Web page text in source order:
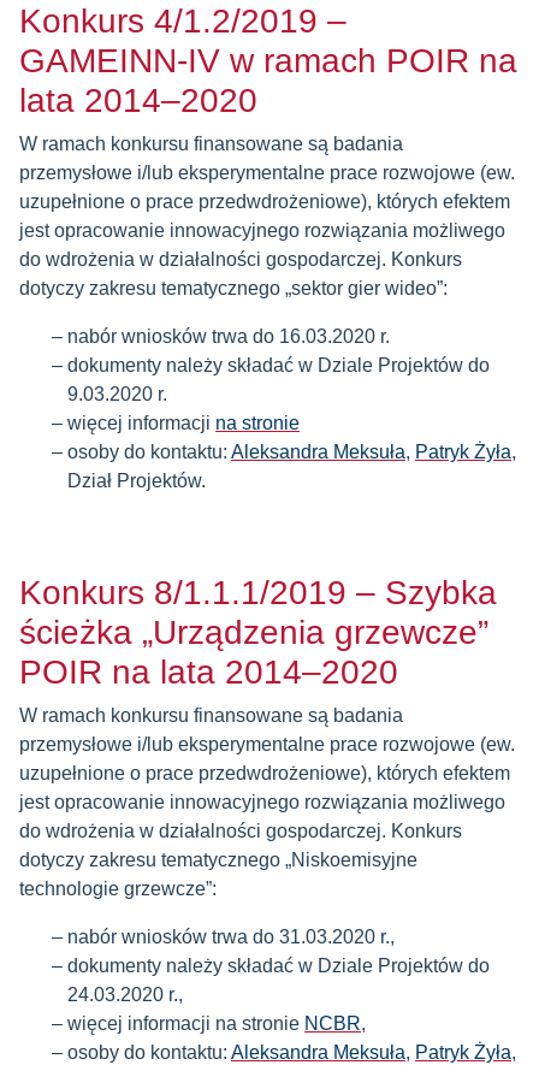
Konkurs 4/1.2/2019 –
GAMEINN-IV w ramach POIR na
lata 2014–2020
W ramach konkursu finansowane są badania
przemysłowe i/lub eksperymentalne prace rozwojowe (ew.
uzupełnione o prace przedwdrożeniowe), których efektem
jest opracowanie innowacyjnego rozwiązania możliwego
do wdrożenia w działalności gospodarczej. Konkurs
dotyczy zakresu tematycznego „sektor gier wideo”:
nabór wniosków trwa do 16.03.2020 r.
dokumenty należy składać w Dziale Projektów do
9.03.2020 r.
więcej informacji na stronie
osoby do kontaktu: Aleksandra Meksuła, Patryk Żyła,
Dział Projektów.
Konkurs 8/1.1.1/2019 – Szybka
ścieżka „Urządzenia grzewcze”
POIR na lata 2014–2020
W ramach konkursu finansowane są badania
przemysłowe i/lub eksperymentalne prace rozwojowe (ew.
uzupełnione o prace przedwdrożeniowe), których efektem
jest opracowanie innowacyjnego rozwiązania możliwego
do wdrożenia w działalności gospodarczej. Konkurs
dotyczy zakresu tematycznego „Niskoemisyjne
technologie grzewcze”:
nabór wniosków trwa do 31.03.2020 r.,
dokumenty należy składać w Dziale Projektów do
24.03.2020 r.,
więcej informacji na stronie NCBR,
osoby do kontaktu: Aleksandra Meksuła, Patryk Żyła,